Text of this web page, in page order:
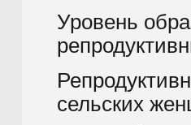
Уровень
сельских